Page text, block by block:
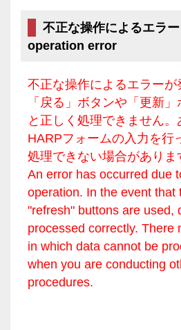
不正な操作によるエラ
operation error
不正な操作によるエラーが
「戻る」ボタンや「更新
と正しく処理できません
HARPフォームの入力を行
処理できない場合がありま
An error has occurred due
operation. In the event that
"refresh" buttons are used,
processed correctly. There
in which data cannot be
when you are conducting
procedures.